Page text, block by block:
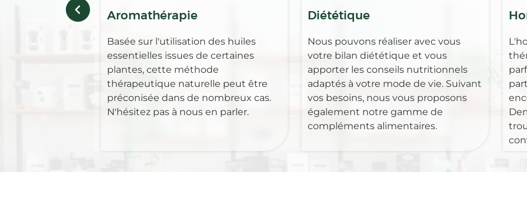
Aromathérapie
Basée sur l'utilisation des huiles
essentielles issues de certaines
plantes, cette méthode
thérapeutique naturelle peut être
préconisée dans de nombreux cas.
N'hésitez pas à nous en parler.
Diététique
Nous pouvons réaliser avec vous
votre bilan diététique et vous
apporter les conseils nutritionnels
adaptés à votre mode de vie. Suivant
vos besoins, nous vous proposons
également notre gamme de
compléments alimentaires.